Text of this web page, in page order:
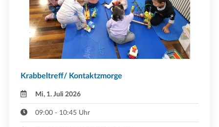
Krabbeltreff/ Kontaktzmorge
Mi, 1. Juli 2026
09:00 - 10:45 Uhr